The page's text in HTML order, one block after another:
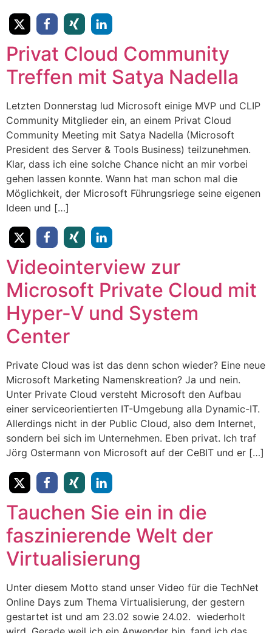
Privat Cloud Community
Treffen mit Satya Nadella
Letzten Donnerstag lud Microsoft einige MVP und CLIP
Community Mitglieder ein, an einem Privat Cloud
Community Meeting mit Satya Nadella (Microsoft
President des Server & Tools Business) teilzunehmen.
Klar, dass ich eine solche Chance nicht an mir vorbei
gehen lassen konnte. Wann hat man schon mal die
Möglichkeit, der Microsoft Führungsriege seine eigenen
Ideen und […]
Videointerview zur
Microsoft Private Cloud mit
Hyper-V und System
Center
Private Cloud was ist das denn schon wieder? Eine neue
Microsoft Marketing Namenskreation? Ja und nein.
Unter Private Cloud versteht Microsoft den Aufbau
einer serviceorientierten IT-Umgebung alla Dynamic-IT.
Allerdings nicht in der Public Cloud, also dem Internet,
sondern bei sich im Unternehmen. Eben privat. Ich traf
Jörg Ostermann von Microsoft auf der CeBIT und er […]
Tauchen Sie ein in die
faszinierende Welt der
Virtualisierung
Unter diesem Motto stand unser Video für die TechNet
Online Days zum Thema Virtualisierung, der gestern
gestartet ist und am 23.02 sowie 24.02. wiederholt